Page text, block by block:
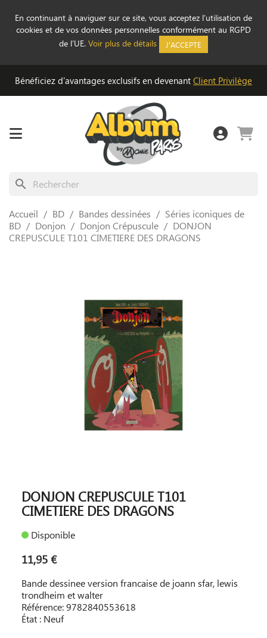
En continuant à naviguer sur ce site, vous acceptez l’utilisation de
cookies et de vos données personnelles conformément au RGPD
de l’UE. Voir plus de détails J'ACCEPTE
Bénéficiez d'avantages exclusifs en devenant Client Privilège
search
Accueil BD Bandes dessinées
Séries iconiques de
BD
Donjon Donjon Crépuscule
DONJON
CREPUSCULE T101 CIMETIERE DES DRAGONS
DONJON CREPUSCULE T101
CIMETIERE DES DRAGONS
Disponible
11,95 €
Bande dessinee version francaise de joann sfar, lewis
trondheim et walter
Référence: 9782840553618
État : Neuf